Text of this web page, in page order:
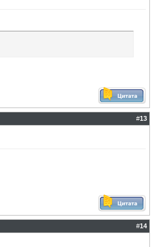
#13
#14